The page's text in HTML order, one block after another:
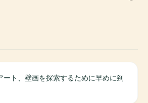
ート、壁画を探索するために早めに到